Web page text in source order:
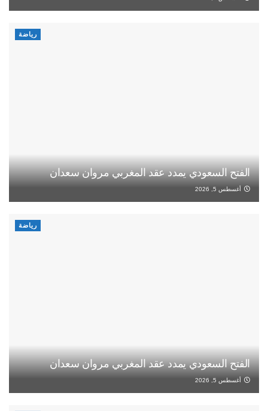
رياضة
الفتح السعودي يمدد عقد المغربي مروان سعدان
أغسطس 5, 2026
رياضة
الفتح السعودي يمدد عقد المغربي مروان سعدان
أغسطس 5, 2026